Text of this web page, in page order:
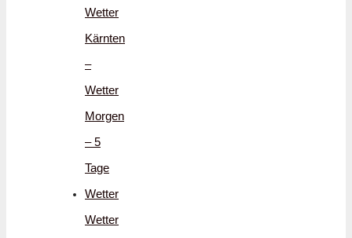
Wetter
Kärnten
–
Wetter
Morgen
– 5
Tage
Wetter
Wetter